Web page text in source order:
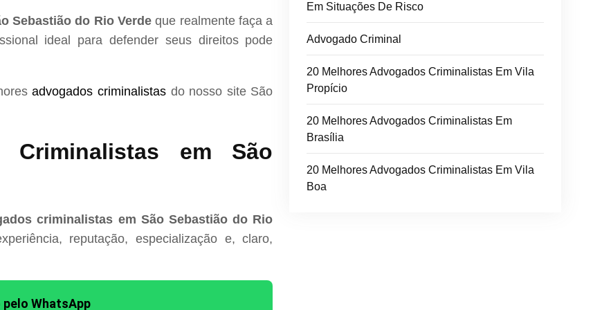
Sebastião do Rio Verde que realmente faça a
ideal para defender seus direitos pode
advogados criminalistasdo nosso site São
Criminalistas em São
criminalistas em São Sebastião do Rio
reputação, especialização e, claro,
WhatsApp
Em Situações De Risco
Advogado Criminal
20 Melhores Advogados Criminalistas Em Vila
Propício
20 Melhores Advogados Criminalistas Em
Brasília
20 Melhores Advogados Criminalistas Em Vila
Boa